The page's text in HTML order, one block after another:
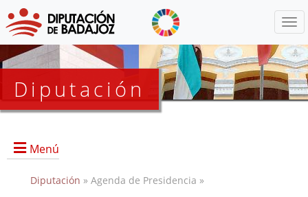
Diputación
Menú
Diputación » Agenda de Presidencia »